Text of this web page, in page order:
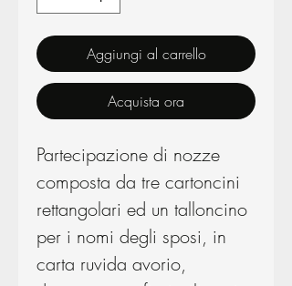
Aggiungi al carrello
Acquista ora
Partecipazione di nozze
composta da tre cartoncini
rettangolari ed un talloncino
per i nomi degli sposi, in
carta ruvida avorio,